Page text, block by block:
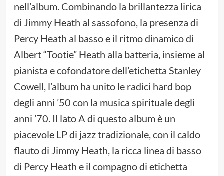
nell’album. Combinando la brillantezza lirica
di Jimmy Heath al sassofono, la presenza di
Percy Heath al basso e il ritmo dinamico di
Albert “Tootie” Heath alla batteria, insieme al
pianista e cofondatore dell’etichetta Stanley
Cowell, l’album ha unito le radici hard bop
degli anni ’50 con la musica spirituale degli
anni ’70. Il lato A di questo album è un
piacevole LP di jazz tradizionale, con il caldo
flauto di Jimmy Heath, la ricca linea di basso
di Percy Heath e il compagno di etichetta